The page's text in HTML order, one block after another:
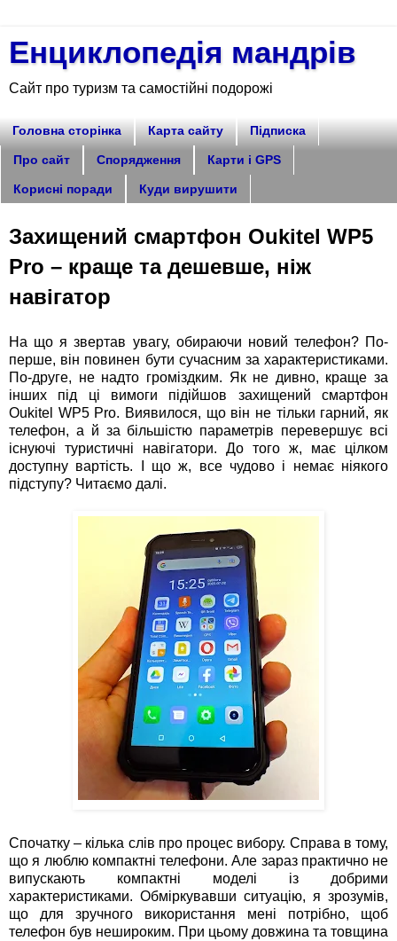
Енциклопедія мандрів
Сайт про туризм та самостійні подорожі
Головна сторінка Карта сайту Підписка
Про сайт Спорядження Карти і GPS
Корисні поради Куди вирушити
Захищений смартфон Oukitel WP5
Pro – краще та дешевше, ніж
навігатор
На що я звертав увагу, обираючи новий телефон? По-
перше, він повинен бути сучасним за характеристиками.
По-друге, не надто громіздким. Як не дивно, краще за
інших під ці вимоги підійшов захищений смартфон
Oukitel WP5 Pro. Виявилося, що він не тільки гарний, як
телефон, а й за більшістю параметрів перевершує всі
існуючі туристичні навігатори. До того ж, має цілком
доступну вартість. І що ж, все чудово і немає ніякого
підступу? Читаємо далі.
Спочатку – кілька слів про процес вибору. Справа в тому,
що я люблю компактні телефони. Але зараз практично не
випускають компактні моделі із добрими
характеристиками. Обміркувавши ситуацію, я зрозумів,
що для зручного використання мені потрібно, щоб
телефон був нешироким. При цьому довжина та товщина